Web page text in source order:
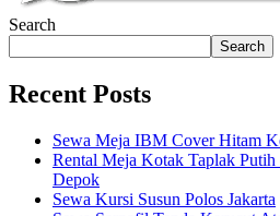
Search
Search
Recent Posts
Sewa Meja IBM Cover Hitam
Rental Meja Kotak Taplak
Depok
Sewa Kursi Susun Polos Jakarta